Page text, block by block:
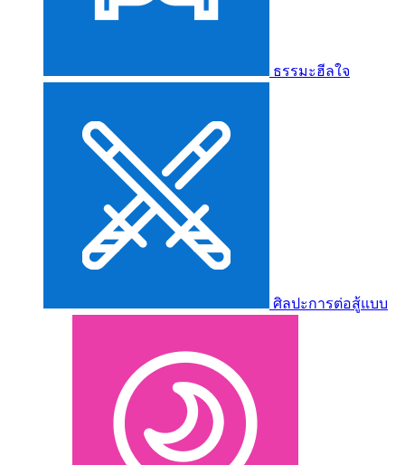
ธรรมะฮีลใจ
ศิลปะการต่อสู้แบบ